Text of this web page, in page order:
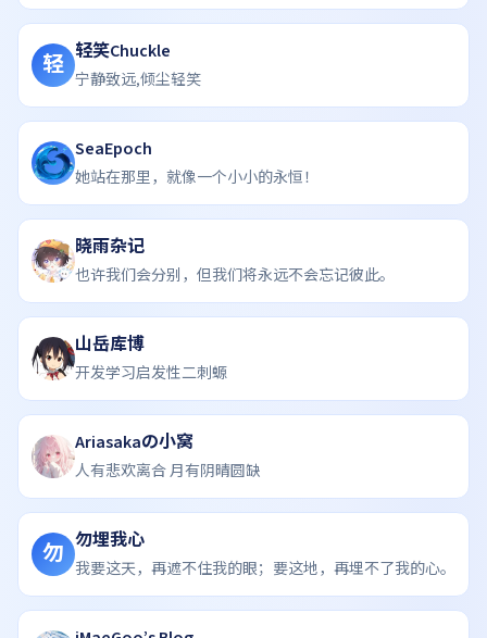
轻 轻笑Chuckle
宁静致远,倾尘轻笑
SeaEpoch
她站在那里，就像一个小小的永恒！
晓雨杂记
也许我们会分别，但我们将永远不会忘记彼此。
山岳库博
开发学习启发性二刺螈
Ariasakaの小窝
人有悲欢离合 月有阴晴圆缺
勿 勿埋我心
我要这天，再遮不住我的眼；要这地，再埋不了我的心。